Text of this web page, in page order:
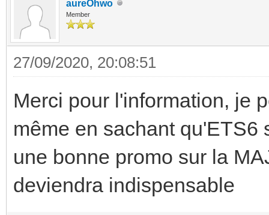
aureOhwo
Member
27/09/2020, 20:08:51
Merci pour l'information, je
même en sachant qu'ETS6
une bonne promo sur la
deviendra indispensable